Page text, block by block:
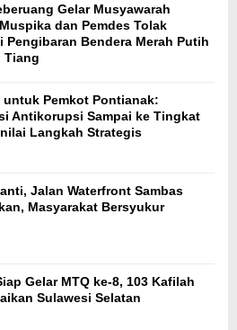
Gelar Musyawarah
dan Pemdes Tolak
Pengibaran Bendera Merah Putih
Tiang
untuk Pemkot Pontianak:
Antikorupsi Sampai ke Tingkat
Langkah Strategis
Jalan Waterfront Sambas
Masyarakat Bersyukur
Gelar MTQ ke-8, 103 Kafilah
Sulawesi Selatan